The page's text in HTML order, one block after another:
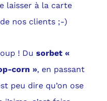
laisser à la carte
nos clients ;-)
! Du sorbet «
corn », en passant
peu dire qu’on ose